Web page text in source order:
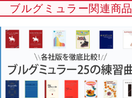
ブルグミュラー関連商品